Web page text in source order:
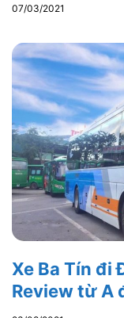
07/03/2021
Xe Ba Tín đi
Review từ A